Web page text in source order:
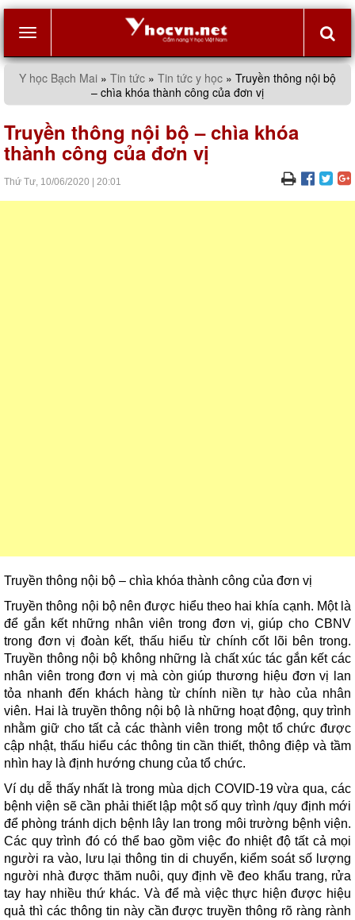
Y học Bạch Mai » Tin tức » Tin tức y học » Truyền thông nội bộ
– chìa khóa thành công của đơn vị
Truyền thông nội bộ – chìa khóa
thành công của đơn vị
Thứ Tư, 10/06/2020 20:01
Truyền thông nội bộ – chìa khóa thành công của đơn vị
Truyền thông nội bộ nên được hiểu theo hai khía cạnh. Một là
để gắn kết những nhân viên trong đơn vị, giúp cho CBNV
trong đơn vị đoàn kết, thấu hiểu từ chính cốt lõi bên trong.
Truyền thông nội bộ không những là chất xúc tác gắn kết các
nhân viên trong đơn vị mà còn giúp thương hiệu đơn vị lan
tỏa nhanh đến khách hàng từ chính niền tự hào của nhân
viên. Hai là truyền thông nội bộ là những hoạt động, quy trình
nhằm giữ cho tất cả các thành viên trong một tổ chức được
cập nhật, thấu hiểu các thông tin cần thiết, thông điệp và tầm
nhìn hay là định hướng chung của tổ chức.
Ví dụ dễ thấy nhất là trong mùa dịch COVID-19 vừa qua, các
bệnh viện sẽ cần phải thiết lập một số quy trình /quy định mới
để phòng tránh dịch bệnh lây lan trong môi trường bệnh viện.
Các quy trình đó có thể bao gồm việc đo nhiệt độ tất cả mọi
người ra vào, lưu lại thông tin di chuyển, kiểm soát số lượng
người nhà được thăm nuôi, quy định về đeo khẩu trang, rửa
tay hay nhiều thứ khác. Và để mà việc thực hiện được hiệu
quả thì các thông tin này cần được truyền thông rõ ràng rành